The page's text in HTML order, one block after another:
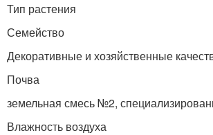
Тип растения
Семейство
Декоративные и хозяйственные
Почва
земельная смесь №2,
Влажность воздуха